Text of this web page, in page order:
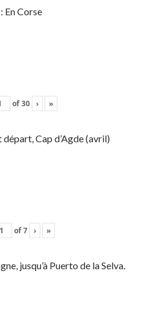
En Corse
of30 › »
Cap d’Agde (avril)
of7 › »
jusqu’à Puerto de la Selva.